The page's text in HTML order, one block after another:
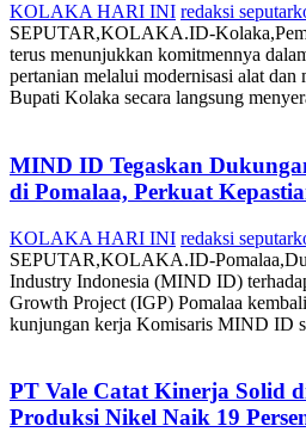
KOLAKA HARI INI redaksi
SEPUTAR,KOLAKA.ID-
terus menunjukkan komitmennya
pertanian melalui modernisasi alat
Bupati Kolaka secara langsung
MIND ID Tegaskan
di Pomalaa, Perkuat
KOLAKA HARI INI redaksi
SEPUTAR,KOLAKA.ID-
Industry Indonesia (MIND ID)
Growth Project (IGP) Pomalaa
kunjungan kerja Komisaris MIND ID
PT Vale Catat Kinerja Solid
Produksi Nikel Naik 19